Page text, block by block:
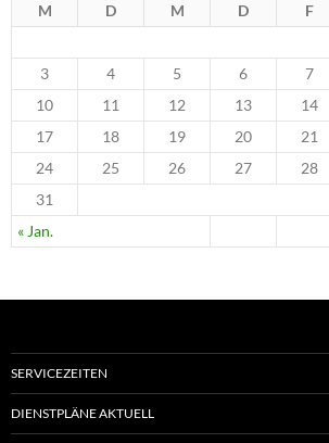
M D M D F
« Jan.
3
4 5 6 7
10
11 12 13 14
17
18 19 20 21
24
25 26 27 28
31
SERVICEZEITEN
DIENSTPLÄNE AKTUELL